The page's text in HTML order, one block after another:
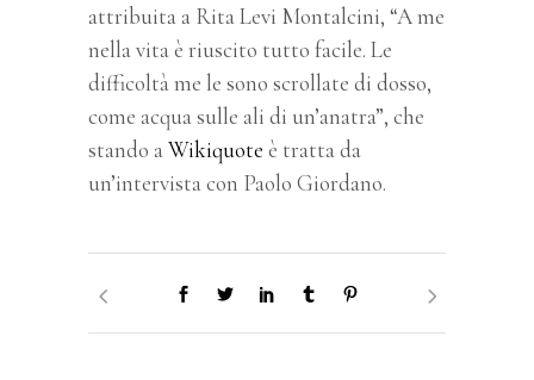
attribuita a Rita Levi Montalcini, “A me
nella vita è riuscito tutto facile. Le
difficoltà me le sono scrollate di dosso,
come acqua sulle ali di un’anatra”, che
stando aWikiquote è tratta da
un’intervista con Paolo Giordano.